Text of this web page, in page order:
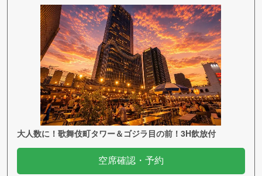
大人数に！歌舞伎町タワー＆ゴジラ目の前！3H飲放付
空席確認・予約